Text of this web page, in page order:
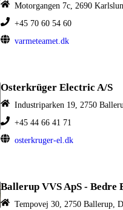
Motorgangen 7c, 2690
+45 70 60 54 60
varmeteamet.dk
Osterkrüger Electric A/S
Industriparken 19, 2750
+45 44 66 41 71
osterkruger-el.dk
Ballerup VVS ApS - Bedre
Tempovej 30, 2750 Ballerup,